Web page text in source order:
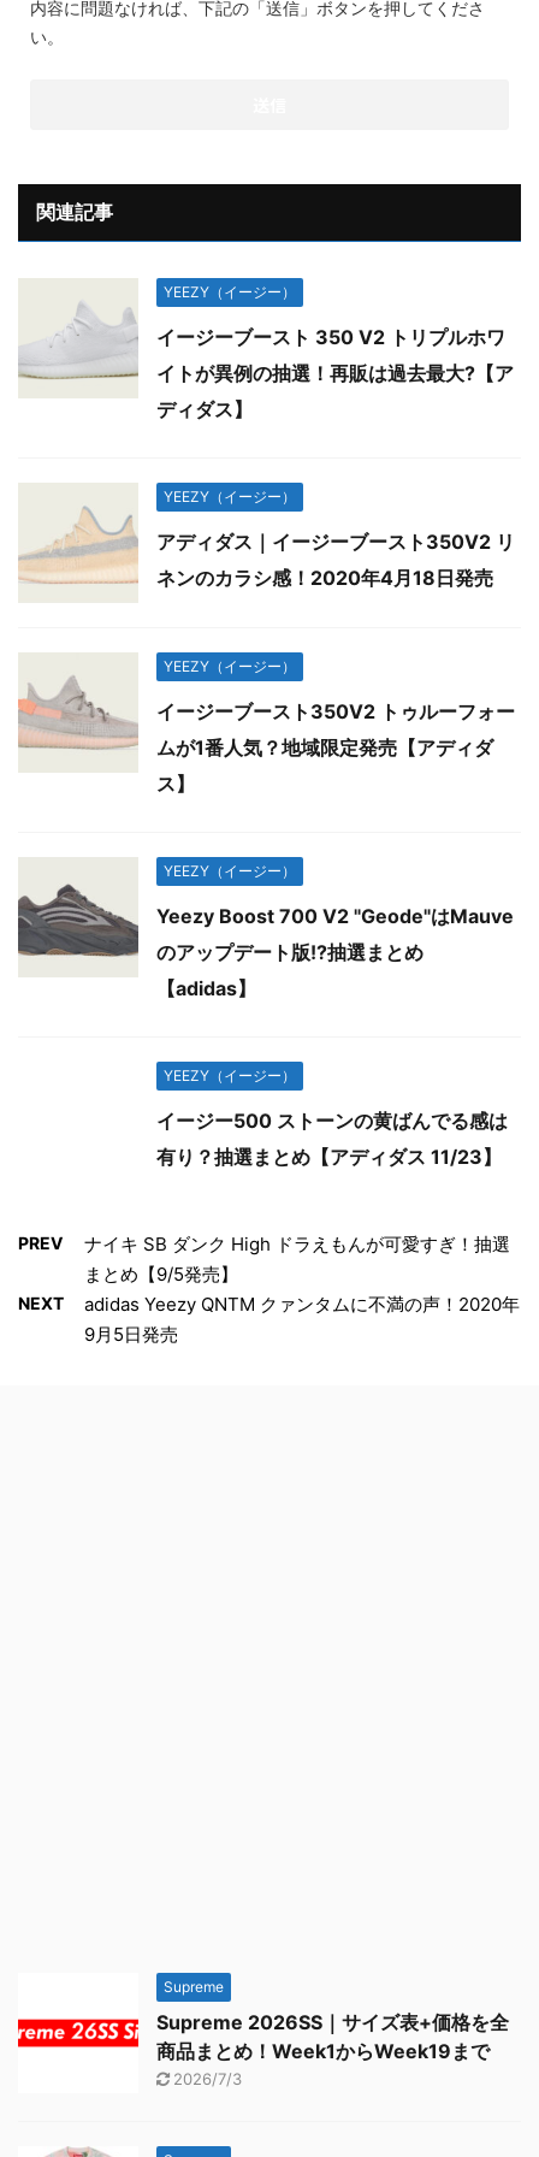
内容に問題なければ、下記の「送信」ボタンを押してくださ
い。
関連記事
YEEZY（イージー）
イージーブースト 350 V2 トリプルホワ
イトが異例の抽選！再販は過去最大?【ア
ディダス】
YEEZY（イージー）
アディダス｜イージーブースト350V2 リ
ネンのカラシ感！2020年4月18日発売
YEEZY（イージー）
イージーブースト350V2 トゥルーフォー
ムが1番人気？地域限定発売【アディダ
ス】
YEEZY（イージー）
Yeezy Boost 700 V2 "Geode"はMauve
のアップデート版!?抽選まとめ
【adidas】
YEEZY（イージー）
イージー500 ストーンの黄ばんでる感は
有り？抽選まとめ【アディダス 11/23】
PREV
ナイキ SB ダンク High ドラえもんが可愛すぎ！抽選
まとめ【9/5発売】
NEXT
adidas Yeezy QNTM クァンタムに不満の声！2020年
9月5日発売
Supreme
Supreme 2026SS｜サイズ表+価格を全
商品まとめ！Week1からWeek19まで
2026/7/3